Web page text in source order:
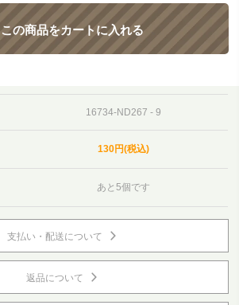
この商品をカートに入れる
16734-ND267 - 9
130円(税込)
あと5個です
支払い・配送について
返品について